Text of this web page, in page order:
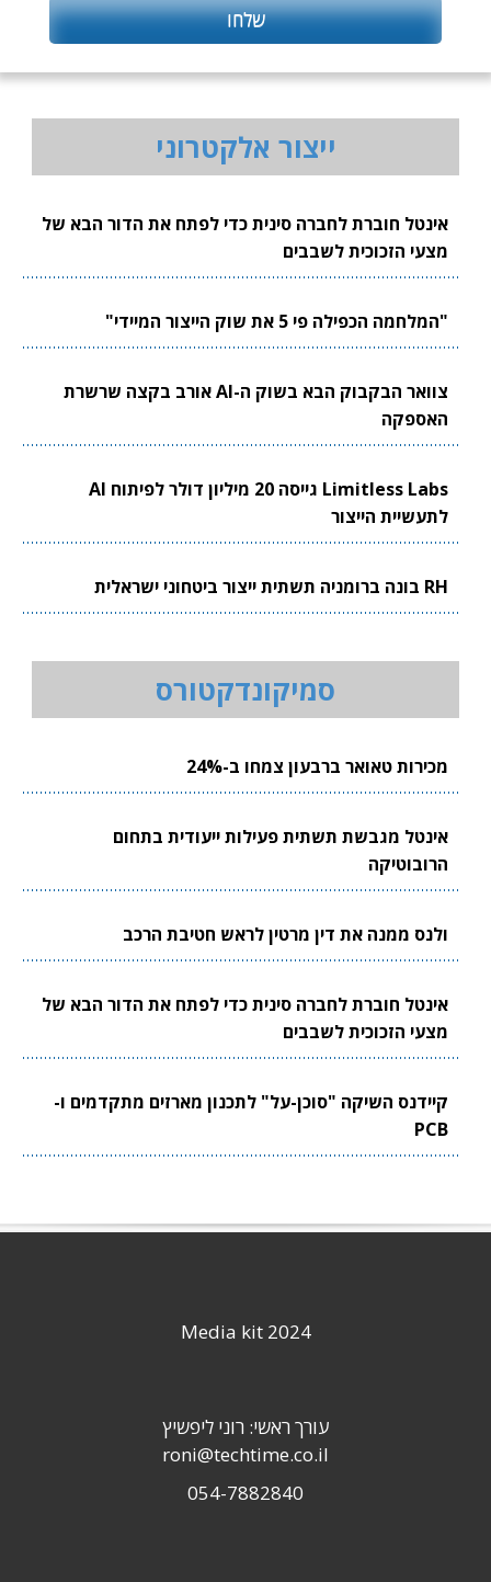
ייצור אלקטרוני
אינטל חוברת לחברה סינית כדי לפתח את הדור הבא של
מצעי הזכוכית לשבבים
"המלחמה הכפילה פי 5 את שוק הייצור המיידי"
צוואר הבקבוק הבא בשוק ה-AI אורב בקצה שרשרת
האספקה
Limitless Labs גייסה 20 מיליון דולר לפיתוח AI
לתעשיית הייצור
RH בונה ברומניה תשתית ייצור ביטחוני ישראלית
סמיקונדקטורס
מכירות טאואר ברבעון צמחו ב-24%
אינטל מגבשת תשתית פעילות ייעודית בתחום
הרובוטיקה
ולנס ממנה את דין מרטין לראש חטיבת הרכב
אינטל חוברת לחברה סינית כדי לפתח את הדור הבא של
מצעי הזכוכית לשבבים
קיידנס השיקה "סוכן-על" לתכנון מארזים מתקדמים ו-
PCB
Media kit 2024
עורך ראשי: רוני ליפשיץ
roni@techtime.co.il
054-7882840